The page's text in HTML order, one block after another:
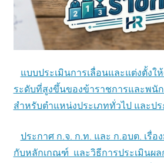
แบบประเมินการเลื่อนและแต่งตั้งใ
ระดับที่สูงขึ้นของข้าราชการและพนั
สำหรับตำแหน่งประเภททั่วไป และป
ประกาศ ก.จ. ก.ท. และ ก.อบต. เรื่อ
กับหลักเกณฑ์ และวิธีการประเมินผ